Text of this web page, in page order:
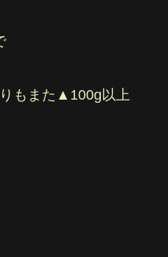
もまた▲100g以上